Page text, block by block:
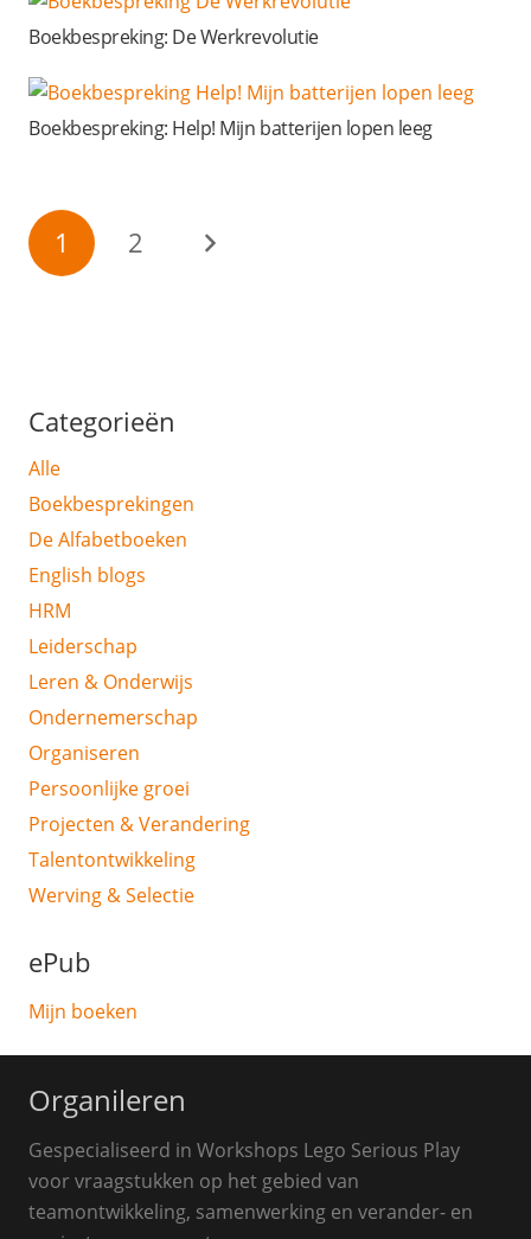
Boekbespreking: De Werkrevolutie
Boekbespreking: Help! Mijn batterijen lopen leeg
1 2
Categorieën
Alle
Boekbesprekingen
De Alfabetboeken
English blogs
HRM
Leiderschap
Leren & Onderwijs
Ondernemerschap
Organiseren
Persoonlijke groei
Projecten & Verandering
Talentontwikkeling
Werving & Selectie
ePub
Mijn boeken
Organileren
Gespecialiseerd in Workshops Lego Serious Play
voor vraagstukken op het gebied van
teamontwikkeling, samenwerking en verander- en